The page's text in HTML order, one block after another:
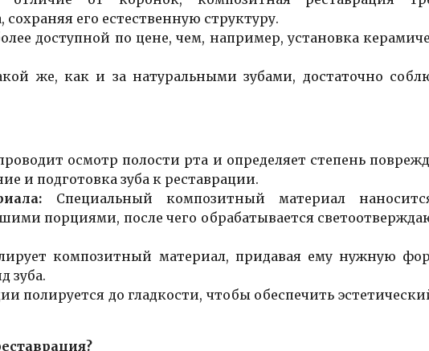
его естественную структуру.
доступной по цене, чем, например, установка
же, как и за натуральными зубами, достаточно
осмотр полости рта и определяет степень
и подготовка зуба к реставрации.
Специальный композитный материал
порциями, после чего обрабатывается
композитный материал, придавая ему нужную
зуба.
полируется до гладкости, чтобы обеспечить